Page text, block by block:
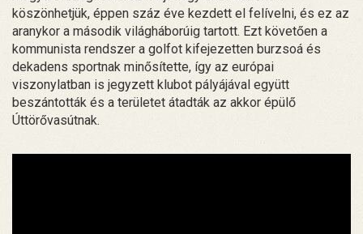
köszönhetjük, éppen száz éve kezdett el felívelni, és ez az
aranykor a második világháborúig tartott. Ezt követően a
kommunista rendszer a golfot kifejezetten burzsoá és
dekadens sportnak minősítette, így az európai
viszonylatban is jegyzett klubot pályájával együtt
beszántották és a területet átadták az akkor épülő
Úttörővasútnak.